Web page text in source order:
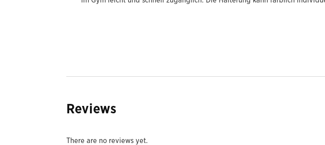
Reviews
There are no reviews yet.